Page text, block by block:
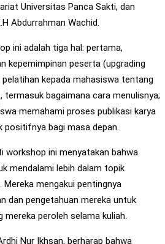
Universitas Panca Sakti, dan
Abdurrahman Wachid.
ini adalah tiga hal: pertama,
kepemimpinan peserta (upgrading
kepada mahasiswa tentang
termasuk bagaimana cara menulisnya;
memahami proses publikasi karya
positifnya bagi masa depan.
workshop ini menyatakan bahwa
mendalami lebih dalam topik
Mereka mengakui pentingnya
dan pengetahuan mereka untuk
peroleh selama kuliah.
Nur Ikhsan, berharap bahwa